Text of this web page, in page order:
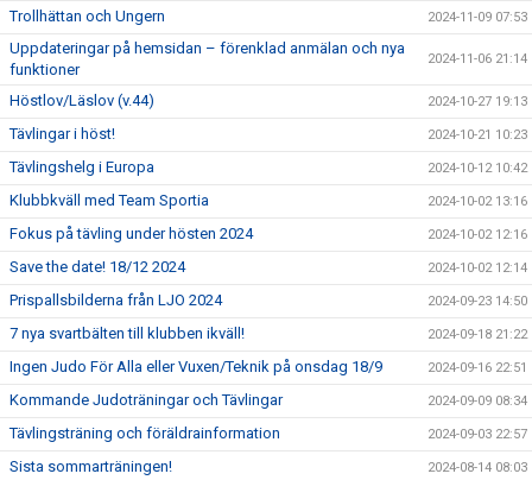
Trollhättan och Ungern 2024-11-09 07:53
Uppdateringar på hemsidan – förenklad anmälan och nya
funktioner
2024-11-06 21:14
Höstlov/Läslov (v.44) 2024-10-27 19:13
Tävlingar i höst! 2024-10-21 10:23
Tävlingshelg i Europa 2024-10-12 10:42
Klubbkväll med Team Sportia 2024-10-02 13:16
Fokus på tävling under hösten 2024 2024-10-02 12:16
Save the date! 18/12 2024 2024-10-02 12:14
Prispallsbilderna från LJO 2024 2024-09-23 14:50
7 nya svartbälten till klubben ikväll! 2024-09-18 21:22
Ingen Judo För Alla eller Vuxen/Teknik på onsdag 18/9 2024-09-16 22:51
Kommande Judoträningar och Tävlingar 2024-09-09 08:34
Tävlingsträning och föräldrainformation 2024-09-03 22:57
Sista sommarträningen! 2024-08-14 08:03